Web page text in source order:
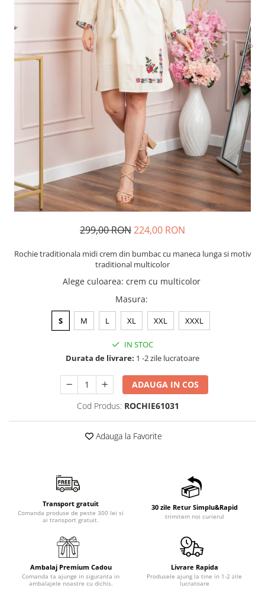
299,00 RON224,00 RON
Rochie traditionala midi crem din bumbac cu maneca lunga si motiv
traditional multicolor
Alege culoarea: crem cu multicolor
Masura:
S M L XL XXL XXXL
IN STOC
Durata de livrare: 1 -2 zile lucratoare
ADAUGA IN COS
Cod Produs: ROCHIE61031
Adauga la Favorite
Transport gratuit
Comanda produse de peste 300 lei si
ai transport gratuit.
30 zile Retur Simplu&Rapid
trimitem noi curierul
Ambalaj Premium Cadou
Comanda ta ajunge in siguranta in
ambalajele noastre cu dichis.
Livrare Rapida
Produsele ajung la tine in 1-2 zile
lucratoare